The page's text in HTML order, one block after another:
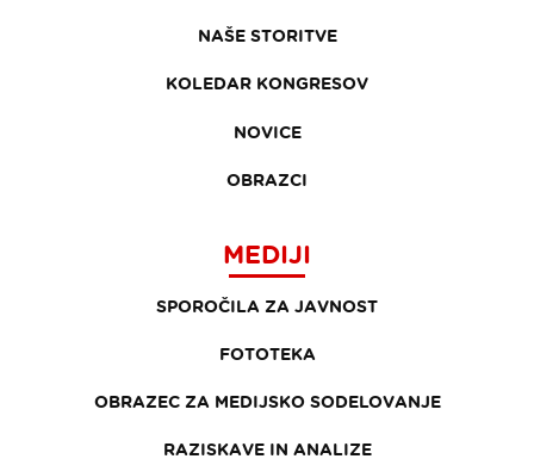
NAŠE STORITVE
KOLEDAR KONGRESOV
NOVICE
OBRAZCI
MEDIJI
SPOROČILA ZA JAVNOST
FOTOTEKA
OBRAZEC ZA MEDIJSKO SODELOVANJE
RAZISKAVE IN ANALIZE